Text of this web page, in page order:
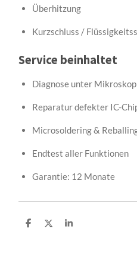
Überhitzung
Kurzschluss /
Service beinhaltet
Diagnose unter Mikroskop
Reparatur defekter IC-
Microsoldering &
Endtest aller Funktionen
Garantie: 12 Monate
T
T
T